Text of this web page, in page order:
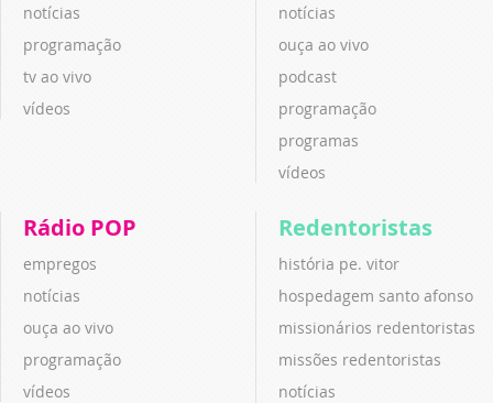
notícias
programação
tv ao vivo
vídeos
notícias
ouça ao vivo
podcast
programação
programas
vídeos
Rádio POP
empregos
notícias
ouça ao vivo
programação
vídeos
Redentoristas
história pe. vitor
hospedagem santo afonso
missionários redentoristas
missões redentoristas
notícias